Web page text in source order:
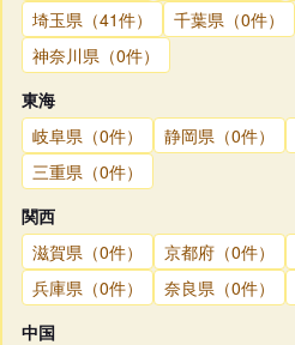
埼玉県（41件）
千葉県（0件）
神奈川県（0件）
東海
岐阜県（0件）
静岡県（0件）
三重県（0件）
関西
滋賀県（0件）
京都府（0件）
兵庫県（0件）
奈良県（0件）
中国